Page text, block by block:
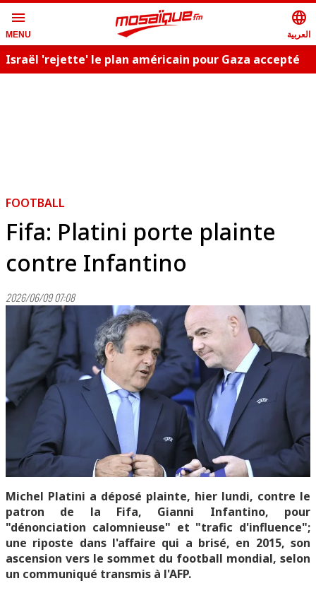
menu
MENU
language
العربية
Israël 'rejette' le plan américain pour Gaza accepté
FOOTBALL
Fifa: Platini porte plainte
contre Infantino
2026/06/09 07:08
Michel Platini a déposé plainte, hier lundi, contre le
patron de la Fifa, Gianni Infantino, pour
"dénonciation calomnieuse" et "trafic d'influence";
une riposte dans l'affaire qui a brisé, en 2015, son
ascension vers le sommet du football mondial, selon
un communiqué transmis à l'AFP.